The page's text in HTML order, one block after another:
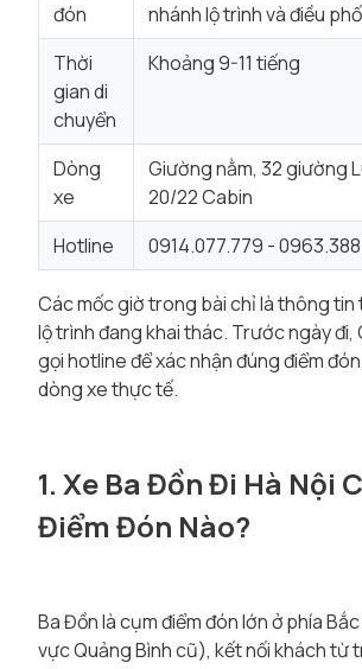
đón
nhánh lộ trình và điều
Thời
gian di
chuyển
Khoảng 9-11 tiếng
Dòng
xe
Giường nằm, 32 giường
20/22 Cabin
Hotline
0914.077.779 -
Các mốc giờ trong bài chỉ là thông
lộ trình đang khai thác. Trước ngày đi,
gọi hotline để xác nhận đúng điểm
dòng xe thực tế.
1. Xe Ba Đồn Đi Hà Nội
Điểm Đón Nào?
Ba Đồn là cụm điểm đón lớn ở phía
vực Quảng Bình cũ), kết nối khách từ